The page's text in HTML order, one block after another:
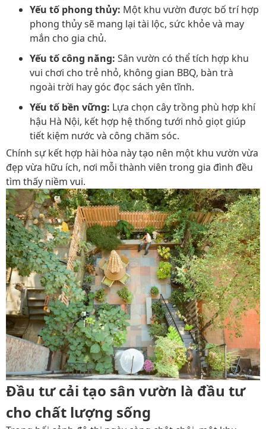
Yếu tố phong thủy: Một khu vườn được bố trí hợp
phong thủy sẽ mang lại tài lộc, sức khỏe và may
mắn cho gia chủ.
Yếu tố công năng: Sân vườn có thể tích hợp khu
vui chơi cho trẻ nhỏ, không gian BBQ, bàn trà
ngoài trời hay góc đọc sách yên tĩnh.
Yếu tố bền vững: Lựa chọn cây trồng phù hợp khí
hậu Hà Nội, kết hợp hệ thống tưới nhỏ giọt giúp
tiết kiệm nước và công chăm sóc.
Chính sự kết hợp hài hòa này tạo nên một khu vườn vừa
đẹp vừa hữu ích, nơi mỗi thành viên trong gia đình đều
tìm thấy niềm vui.
Đầu tư cải tạo sân vườn là đầu tư
cho chất lượng sống